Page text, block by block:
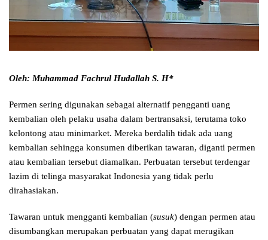
Oleh: Muhammad Fachrul Hudallah S. H*
Permen sering digunakan sebagai alternatif pengganti uang
kembalian oleh pelaku usaha dalam bertransaksi, terutama toko
kelontong atau minimarket. Mereka berdalih tidak ada uang
kembalian sehingga konsumen diberikan tawaran, diganti permen
atau kembalian tersebut diamalkan. Perbuatan tersebut terdengar
lazim di telinga masyarakat Indonesia yang tidak perlu
dirahasiakan.
Tawaran untuk mengganti kembalian (susuk) dengan permen atau
disumbangkan merupakan perbuatan yang dapat merugikan